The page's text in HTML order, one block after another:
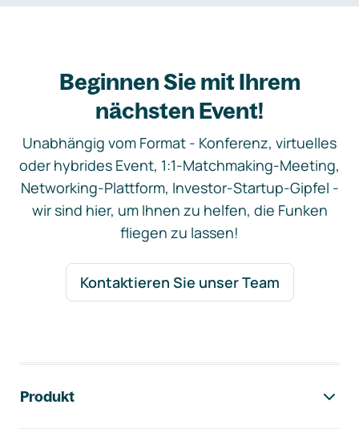
Beginnen Sie mit Ihrem
nächsten Event!
Unabhängig vom Format - Konferenz, virtuelles
oder hybrides Event, 1:1-Matchmaking-Meeting,
Networking-Plattform, Investor-Startup-Gipfel -
wir sind hier, um Ihnen zu helfen, die Funken
fliegen zu lassen!
Kontaktieren Sie unser Team
Produkt